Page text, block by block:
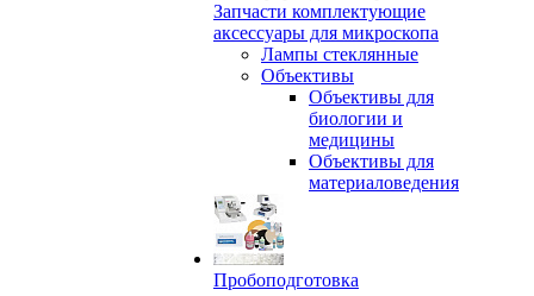
Запчасти комплектующие
аксессуары для микроскопа
Лампы стеклянные
Объективы
Объективы для
биологии и
медицины
Объективы для
материаловедения
Пробоподготовка